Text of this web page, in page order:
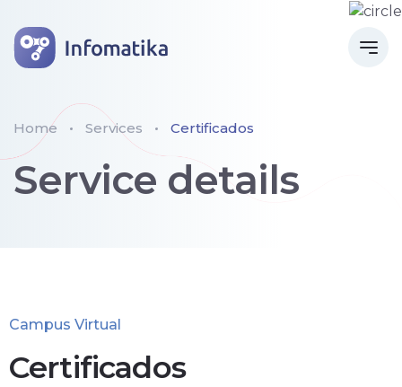
Home Services Certificados
Service details
Campus Virtual
Certificados